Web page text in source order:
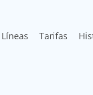
Líneas Tarifas